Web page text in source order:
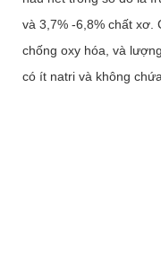
và 3,7% -6,8% chất xơ.
chống oxy hóa, và
có ít natri và không